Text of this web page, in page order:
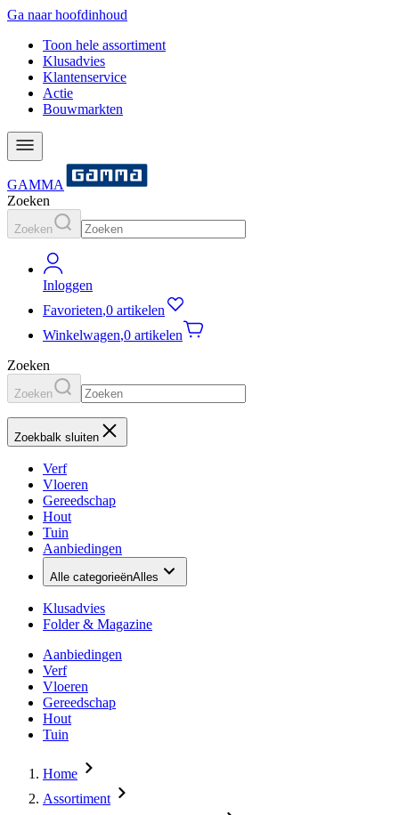
Ga naar hoofdinhoud
Toon hele assortiment
Klusadvies
Klantenservice
Actie
Bouwmarkten
GAMMA
Zoeken
Zoeken
Inloggen
Favorieten,0 artikelen
Winkelwagen,0 artikelen
Zoeken
Zoeken
Zoekbalk sluiten
Verf
Vloeren
Gereedschap
Hout
Tuin
Aanbiedingen
Alle categorieënAlles
Klusadvies
Folder & Magazine
Aanbiedingen
Verf
Vloeren
Gereedschap
Hout
Tuin
Home
Assortiment